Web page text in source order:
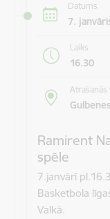
Datums
7.
Laiks
16.30
Atrašanās
Ramirent
spēle
7.janvārī
Basketbola
Valkā.